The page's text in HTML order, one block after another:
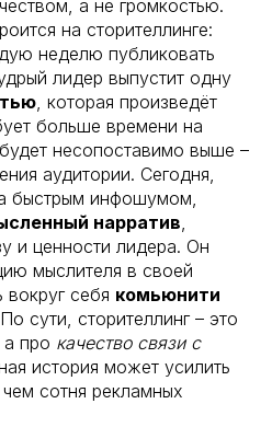
а не громкостью.
на сторителлинге:
неделю публиковать
лидер выпустит одну
, которая произведёт
больше времени на
несопоставимо выше –
аудитории. Сегодня,
быстрым инфошумом,
нарратив
и ценности лидера. Он
мыслителя в своей
себя комьюнити
сути, сторителлинг – это
а про качество связи с
история может усилить
сотня рекламных